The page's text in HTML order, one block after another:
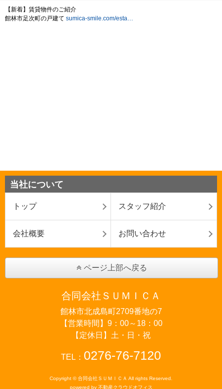
当社について
トップ スタッフ紹介
会社概要 お問い合わせ
ページ上部へ戻る
合同会社ＳＵＭＩＣＡ
館林市北成島町2709番地の7
【営業時間】9：00～18：00
【定休日】土・日・祝
TEL： 0276-76-7120
Copyright © 合同会社ＳＵＭＩＣＡ All rights Reserved.
powered by 不動産クラウドオフィス